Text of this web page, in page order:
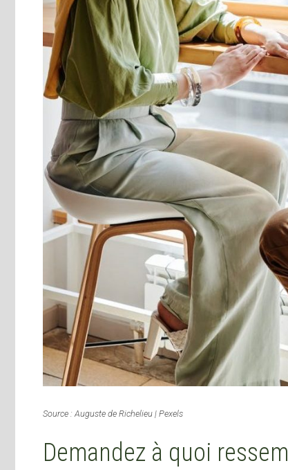
Source : Auguste de Richelieu | Pexels
Demandez à quoi